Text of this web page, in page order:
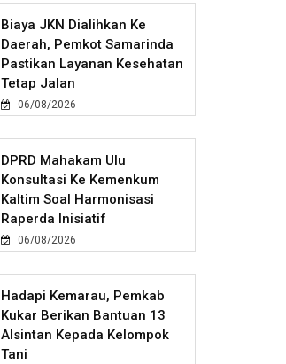
Biaya JKN Dialihkan Ke
Daerah, Pemkot Samarinda
Pastikan Layanan Kesehatan
Tetap Jalan
06/08/2026
DPRD Mahakam Ulu
Konsultasi Ke Kemenkum
Kaltim Soal Harmonisasi
Raperda Inisiatif
06/08/2026
Hadapi Kemarau, Pemkab
Kukar Berikan Bantuan 13
Alsintan Kepada Kelompok
Tani